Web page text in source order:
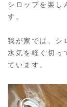
シロップを楽し
す。
我が家では、シ
水気を軽く切っ
ています。